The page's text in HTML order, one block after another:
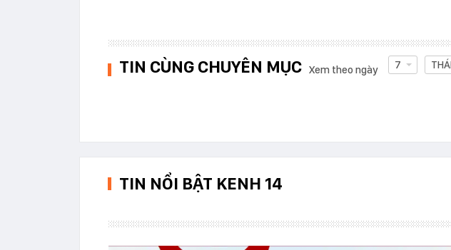
TIN CÙNG CHUYÊN MỤC Xem theo ngày 7
TIN NỔI BẬT KENH 14